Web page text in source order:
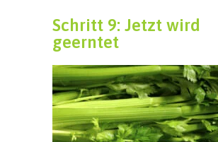
Schritt 9: Jetzt wird
geerntet